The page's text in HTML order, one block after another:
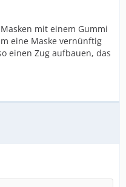
mit einem Gummi
eine Maske vernünftig
einen Zug aufbauen, das